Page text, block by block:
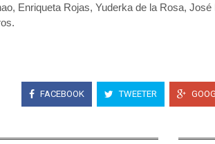
Enriqueta Rojas, Yuderka de la Rosa,
FACEBOOK TWEETER